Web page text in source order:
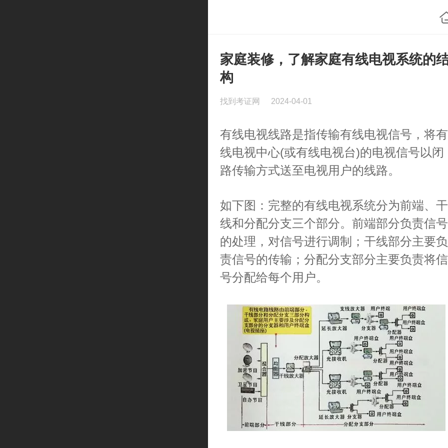
家庭装修，了解家庭有线电视系统的
构
找到考证网 2024-04-01
有线电视线路是指传输有线电视信号，将有
线电视中心(或有线电视台)的电视信号以闭
路传输方式送至电视用户的线路。
如下图：完整的有线电视系统分为前端、干
线和分配分支三个部分。前端部分负责信号
的处理，对信号进行调制；干线部分主要负
责信号的传输；分配分支部分主要负责将信
号分配给每个用户。